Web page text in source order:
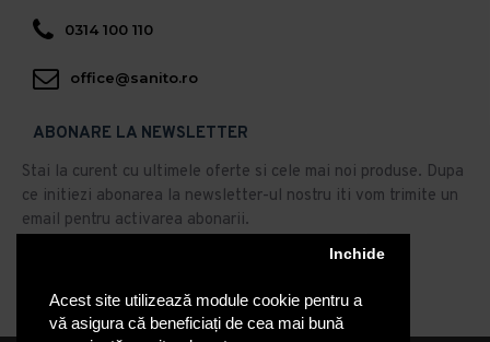
Acest site utilizează module cookie pentru a
vă asigura că beneficiați de cea mai bună
Inchide
0314 100 110
office@sanito.ro
ABONARE LA NEWSLETTER
Stai la curent cu ultimele oferte si cele mai noi produse. Dupa
ce initiezi abonarea la newsletter-ul nostru iti vom trimite un
email pentru activarea abonarii.
Abonare
Am citit şi sunt de acord cu Politica de Confidentialitate